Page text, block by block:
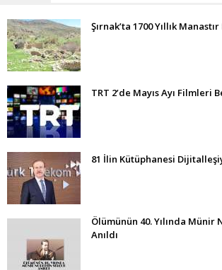
Şırnak’ta 1700 Yıllık
TRT 2’de Mayıs Ayı Filmleri
81 İlin Kütüphanesi
Ölümünün 40. Yılında Münir
Anıldı